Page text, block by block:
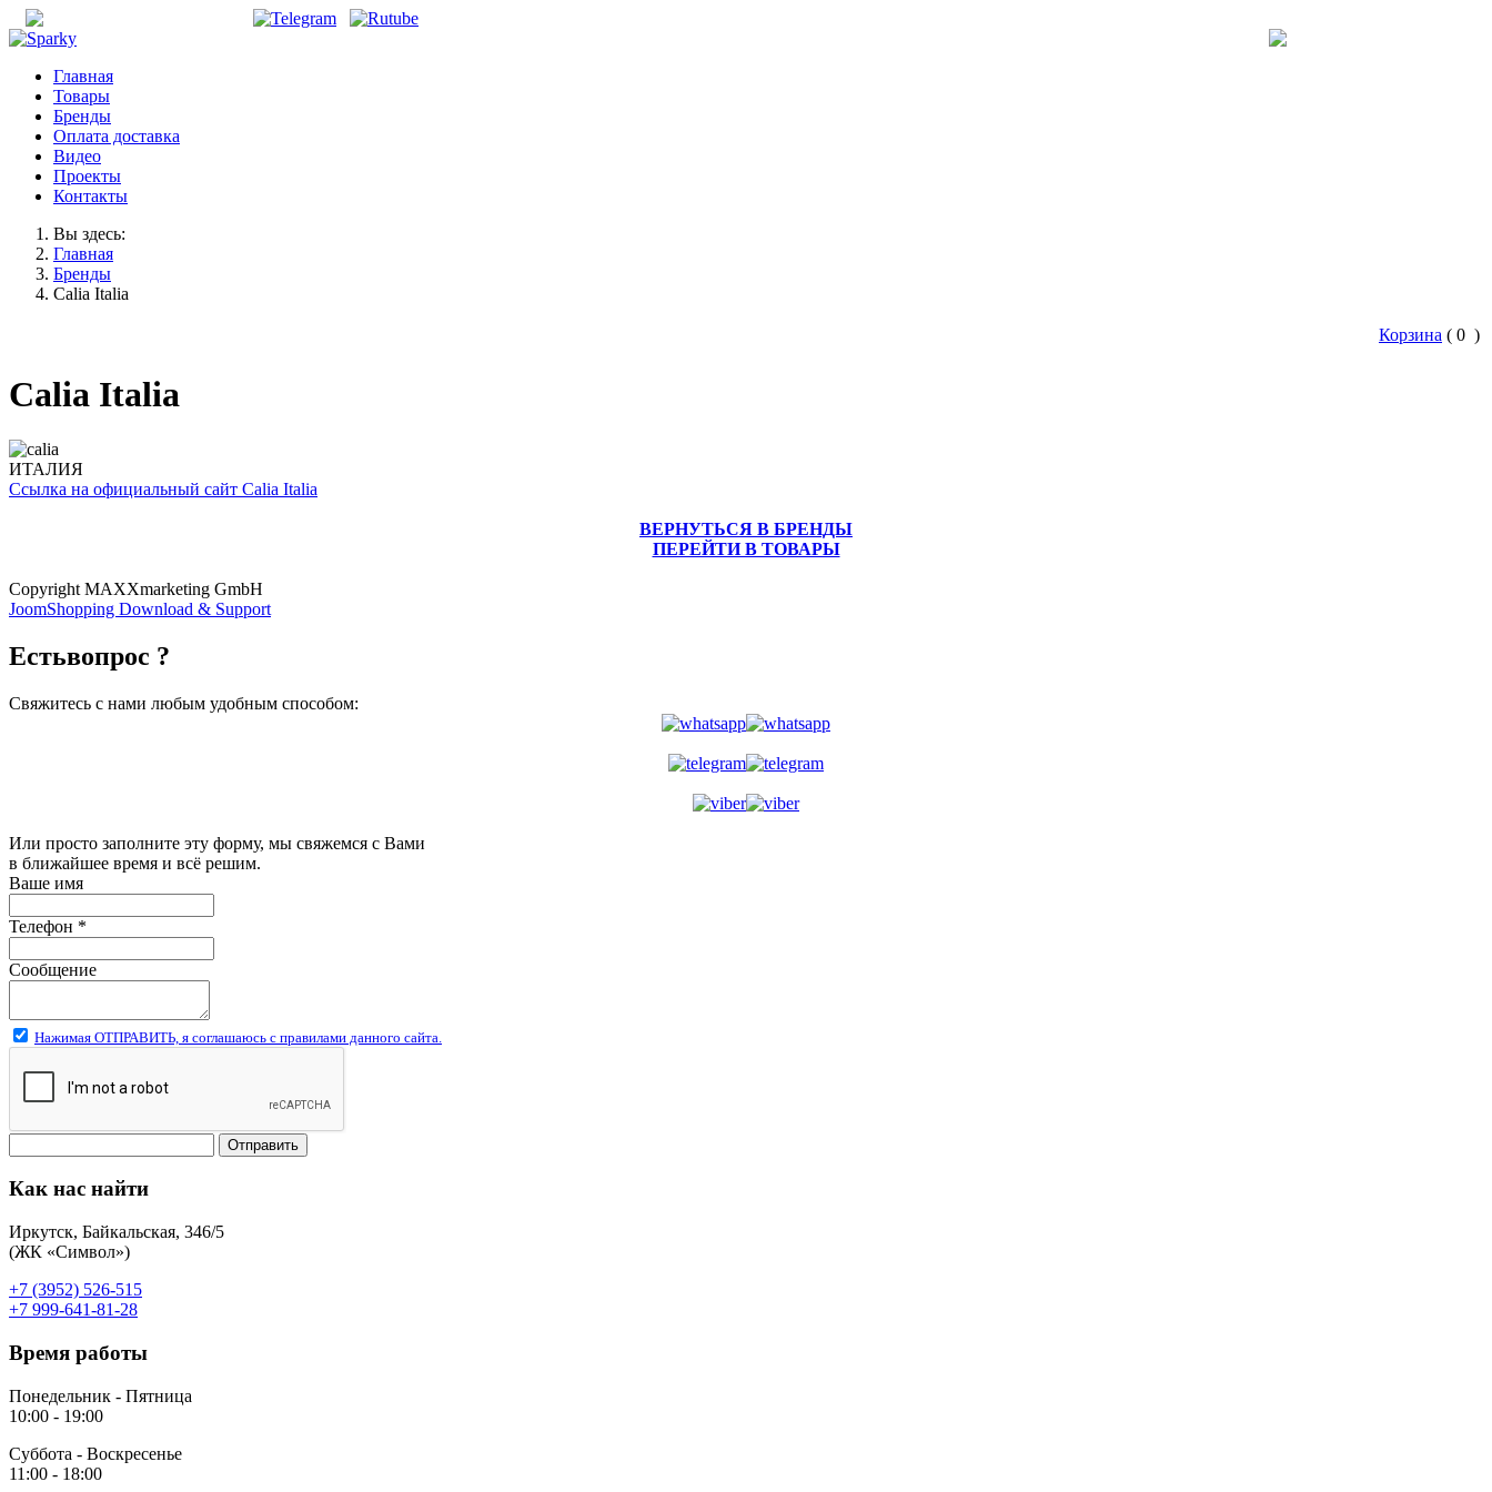
Главная
Товары
Бренды
Оплата доставка
Видео
Проекты
Контакты
Вы здесь:
Главная
Бренды
Calia Italia
Корзина ( 0 )
Calia Italia
ИТАЛИЯ
Ссылка на официальный сайт Calia Italia
ВЕРНУТЬСЯ В БРЕНДЫ
ПЕРЕЙТИ В ТОВАРЫ
Copyright MAXXmarketing GmbH
JoomShopping Download & Support
Естьвопрос ?
Свяжитесь с нами любым удобным способом:
Или просто заполните эту форму, мы свяжемся с Вами
в ближайшее время и всё решим.
Ваше имя
Телефон *
Сообщение
Нажимая ОТПРАВИТЬ, я соглашаюсь с правилами данного сайта.
Отправить
Как нас найти
Иркутск, Байкальская, 346/5
(ЖК «Символ»)
+7 (3952) 526-515
+7 999-641-81-28
Время работы
Понедельник - Пятница
10:00 - 19:00
Суббота - Воскресенье
11:00 - 18:00